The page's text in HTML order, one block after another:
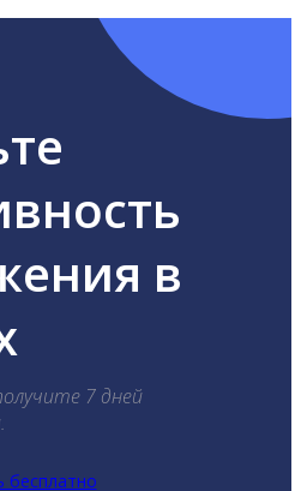
в
7 дней
бесплатно